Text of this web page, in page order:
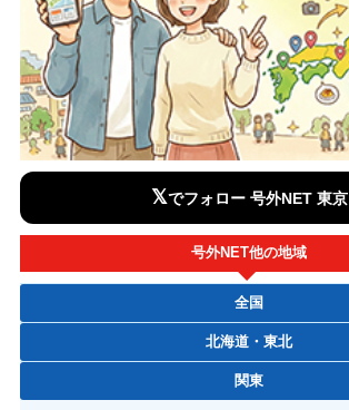
𝕏でフォロー 号外NET 東京
号外NET他の地域
全国
北海道・東北
関東